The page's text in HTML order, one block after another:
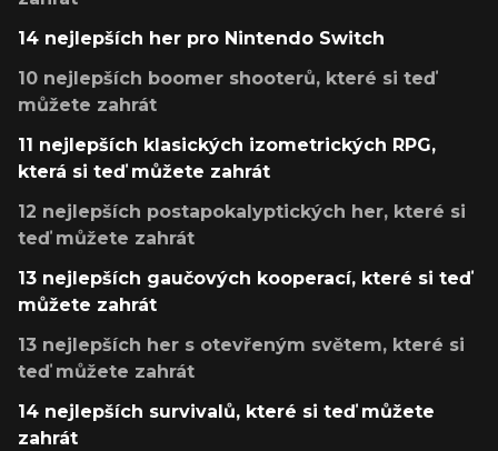
14 nejlepších her pro Nintendo Switch
10 nejlepších boomer shooterů, které si teď
můžete zahrát
11 nejlepších klasických izometrických RPG,
která si teď můžete zahrát
12 nejlepších postapokalyptických her, které si
teď můžete zahrát
13 nejlepších gaučových kooperací, které si teď
můžete zahrát
13 nejlepších her s otevřeným světem, které si
teď můžete zahrát
14 nejlepších survivalů, které si teď můžete
zahrát